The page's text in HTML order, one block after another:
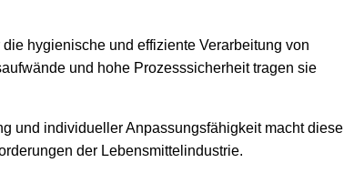
hygienische und effiziente Verarbeitung von
und hohe Prozesssicherheit tragen sie
und individueller Anpassungsfähigkeit macht diese
der Lebensmittelindustrie.